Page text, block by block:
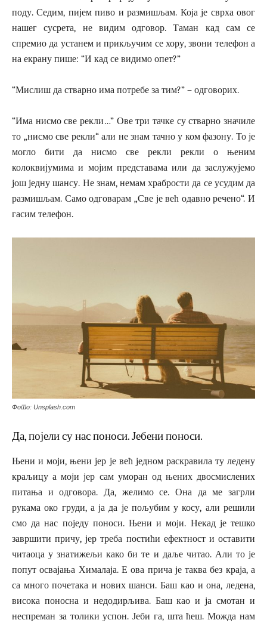
поду. Седим, пијем пиво и размишљам. Која је сврха овог
нашег сусрета, не видим одговор. Таман кад сам се
спремио да устанем и прикључим се хору, звони телефон а
на екрану пише: “И кад се видимо опет?”
“Мислиш да стварно има потребе за тим?” – одговорих.
“Има нисмо све рекли…” Ове три тачке су стварно значиле
то „нисмо све рекли“ али не знам тачно у ком фазону. То је
могло бити да нисмо све рекли рекли о њеним
колоквијумима и мојим представама или да заслужујемо
још једну шансу. Не знам, немам храбрости да се усудим да
размишљам. Само одговарам „Све је већ одавно речено“. И
гасим телефон.
Фото: Unsplash.com
Да, појели су нас поноси. Јебени поноси.
Њени и моји, њени јер је већ једном раскравила ту ледену
краљицу а моји јер сам уморан од њених двосмислених
питања и одговора. Да, желимо се. Она да ме загрли
рукама око груди, а ја да је пољубим у косу, али решили
смо да нас поједу поноси. Њени и моји. Некад је тешко
завршити причу, јер треба постићи ефектност и оставити
читаоца у знатижељи како би те и даље читао. Али то је
попут освајања Хималаја. Е ова прича је таква без краја, а
са много почетака и нових шанси. Баш као и она, ледена,
висока поносна и недодирљива. Баш као и ја смотан и
неспреман за толики успон. Јеби га, шта ћеш. Можда нам